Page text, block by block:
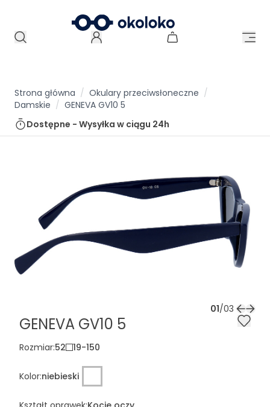
Strona główna / Okulary przeciwsłoneczne /
Damskie / GENEVA GV10 5
Dostępne - Wysyłka w ciągu 24h
01/03
GENEVA GV10 5
Rozmiar:52 19-150
Kolor:niebieski